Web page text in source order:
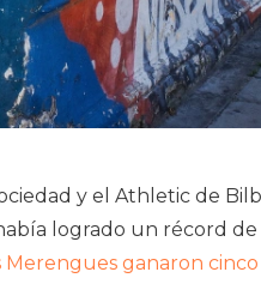
y el Athletic de
logrado un récord de
Merengues ganaron cinco